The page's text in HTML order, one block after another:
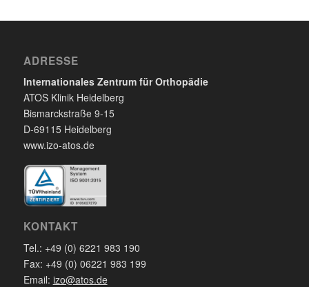
ADRESSE
Internationales Zentrum für Orthopädie
ATOS Klinik Heidelberg
Bismarckstraße 9-15
D-69115 Heidelberg
www.izo-atos.de
KONTAKT
Tel.: +49 (0) 6221 983 190
Fax: +49 (0) 06221 983 199
Email: izo@atos.de